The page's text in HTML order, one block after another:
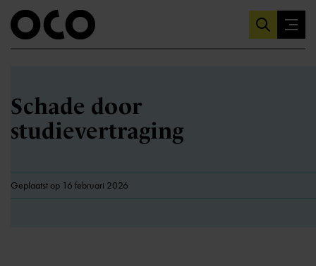
Schade door
studievertraging
Geplaatst op 16 februari 2026